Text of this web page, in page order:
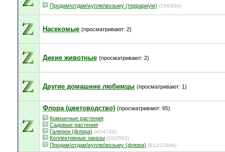
Продам\отдам\куплю\возьму (террариум) (154/924)
Насекомые (просматривают: 2)
Дикие животные (просматривают: 2)
Другие домашние любимцы (просматривают: 1)
Флора (цветоводство) (просматривают: 65)
Комнатные растения
Садовые растения
Галереи (флора) (42/4740)
Коллективные заказы (20/2563)
Продам\отдам\куплю\возьму (флора) (812/12946)